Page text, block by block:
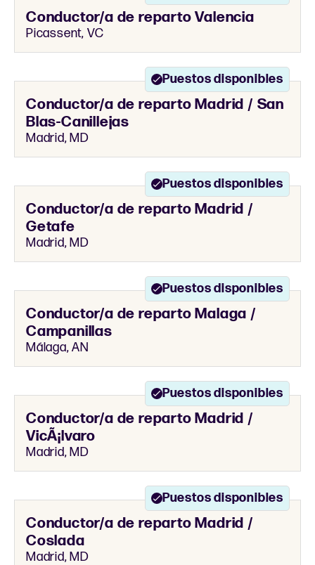
Conductor/a de reparto Valencia
Picassent, VC
Conductor/a de reparto Madrid / San
Blas-Canillejas
Madrid, MD
Puestos disponibles
Conductor/a de reparto Madrid /
Getafe
Madrid, MD
Puestos disponibles
Conductor/a de reparto Malaga /
Campanillas
Málaga, AN
Puestos disponibles
Conductor/a de reparto Madrid /
VicÃ¡lvaro
Madrid, MD
Puestos disponibles
Conductor/a de reparto Madrid /
Coslada
Madrid, MD
Puestos disponibles